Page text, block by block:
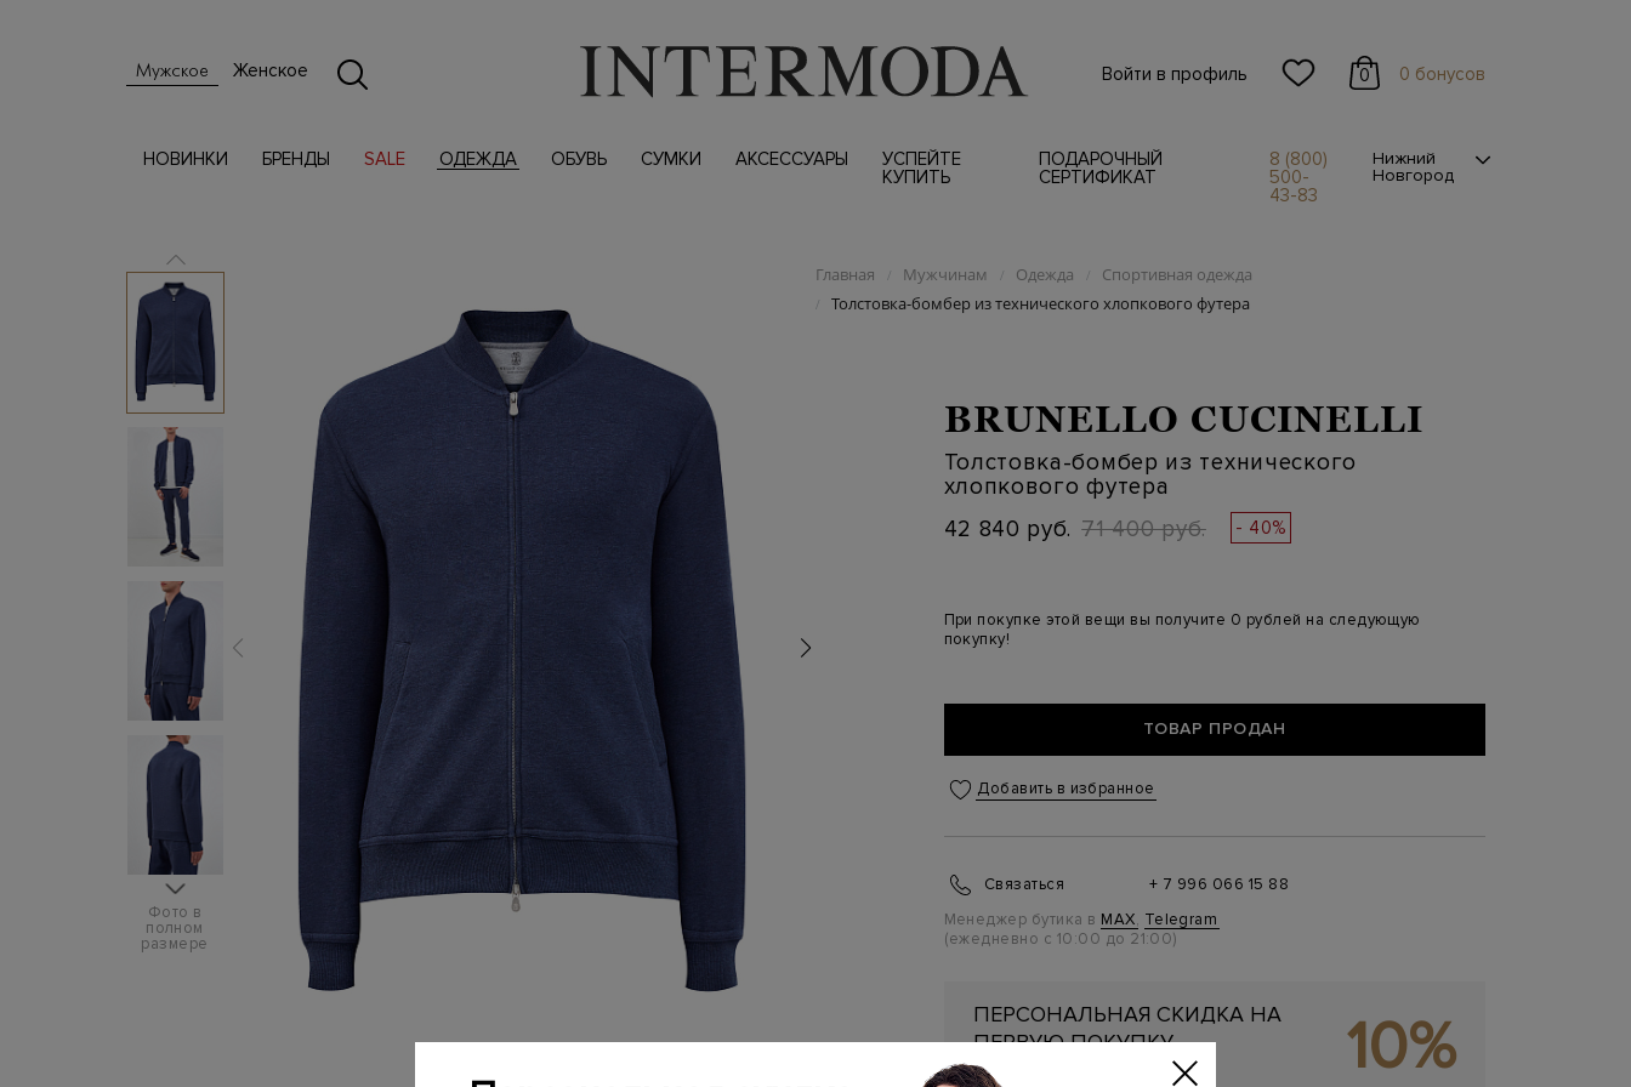
Мужское Женское Войти в профиль 0 0 бонусов
НОВИНКИ БРЕНДЫ SALE ОДЕЖДА ОБУВЬ СУМКИ АКСЕССУАРЫ
УСПЕЙТЕ
КУПИТЬ
ПОДАРОЧНЫЙ
СЕРТИФИКАТ
8 (800)
500-
43-83
Нижний
Новгород
Фото в
полном
размере
Главная / Мужчинам / Одежда / Спортивная одежда
/ Толстовка-бомбер из технического хлопкового футера
BRUNELLO CUCINELLI
Толстовка-бомбер из технического
хлопкового футера
42 840 руб. 71 400 руб. - 40%
При покупке этой вещи вы получите 0 рублей на следующую
покупку!
ТОВАР ПРОДАН
Добавить в избранное
Связаться
+ 7 996 066 15 88
Менеджер бутика в MAX, Telegram
(ежедневно с 10:00 до 21:00)
ПЕРСОНАЛЬНАЯ СКИДКА НА
ПЕРВУЮ ПОКУПКУ
Подробнее 10%